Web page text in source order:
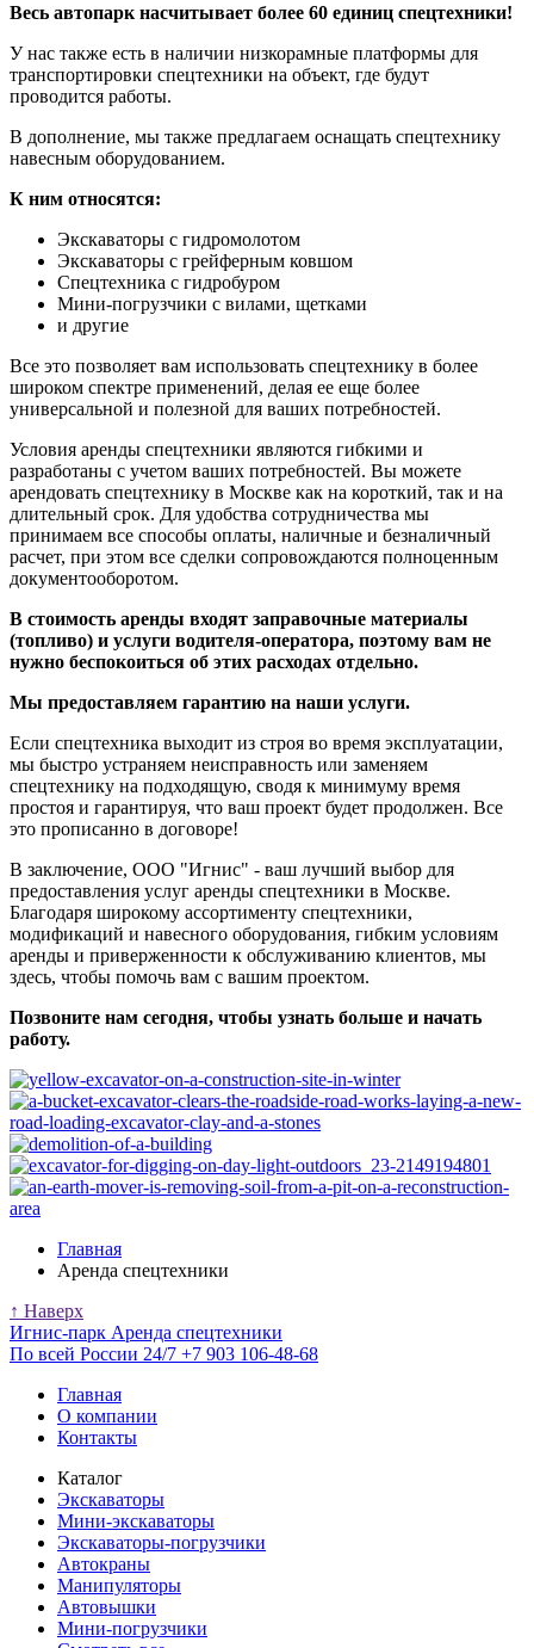
Весь автопарк насчитывает более 60 единиц спецтехники!
У нас также есть в наличии низкорамные платформы для
транспортировки спецтехники на объект, где будут
проводится работы.
В дополнение, мы также предлагаем оснащать спецтехнику
навесным оборудованием.
К ним относятся:
Экскаваторы с гидромолотом
Экскаваторы с грейферным ковшом
Спецтехника с гидробуром
Мини-погрузчики с вилами, щетками
и другие
Все это позволяет вам использовать спецтехнику в более
широком спектре применений, делая ее еще более
универсальной и полезной для ваших потребностей.
Условия аренды спецтехники являются гибкими и
разработаны с учетом ваших потребностей. Вы можете
арендовать спецтехнику в Москве как на короткий, так и на
длительный срок. Для удобства сотрудничества мы
принимаем все способы оплаты, наличные и безналичный
расчет, при этом все сделки сопровождаются полноценным
документооборотом.
В стоимость аренды входят заправочные материалы
(топливо) и услуги водителя-оператора, поэтому вам не
нужно беспокоиться об этих расходах отдельно.
Мы предоставляем гарантию на наши услуги.
Если спецтехника выходит из строя во время эксплуатации,
мы быстро устраняем неисправность или заменяем
спецтехнику на подходящую, сводя к минимуму время
простоя и гарантируя, что ваш проект будет продолжен. Все
это прописанно в договоре!
В заключение, ООО "Игнис" - ваш лучший выбор для
предоставления услуг аренды спецтехники в Москве.
Благодаря широкому ассортименту спецтехники,
модификаций и навесного оборудования, гибким условиям
аренды и приверженности к обслуживанию клиентов, мы
здесь, чтобы помочь вам с вашим проектом.
Позвоните нам сегодня, чтобы узнать больше и начать
работу.
Главная
Аренда спецтехники
↑ Наверх
Игнис-парк Аренда спецтехники
По всей России 24/7 +7 903 106-48-68
Главная
О компании
Контакты
Каталог
Экскаваторы
Мини-экскаваторы
Экскаваторы-погрузчики
Автокраны
Манипуляторы
Автовышки
Мини-погрузчики